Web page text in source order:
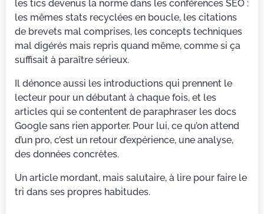
les tics devenus la norme dans les conférences SEO :
les mêmes stats recyclées en boucle, les citations
de brevets mal comprises, les concepts techniques
mal digérés mais repris quand même, comme si ça
suffisait à paraître sérieux.
Il dénonce aussi les introductions qui prennent le
lecteur pour un débutant à chaque fois, et les
articles qui se contentent de paraphraser les docs
Google sans rien apporter. Pour lui, ce qu’on attend
d’un pro, c’est un retour d’expérience, une analyse,
des données concrètes.
Un article mordant, mais salutaire, à lire pour faire le
tri dans ses propres habitudes.